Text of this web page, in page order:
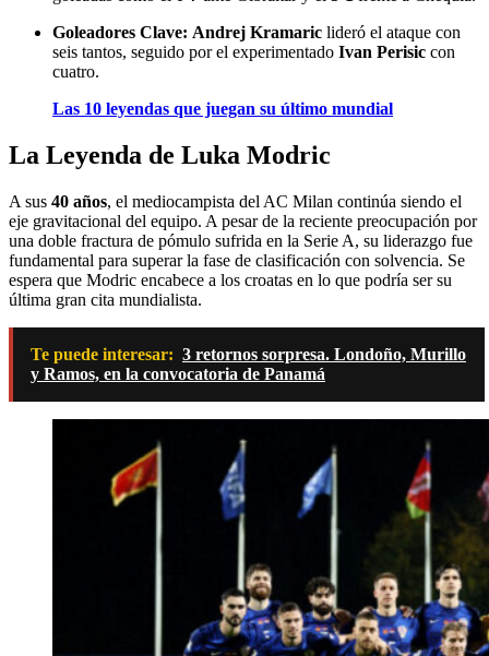
Goleadores Clave: Andrej Kramaric lideró el ataque con
seis tantos, seguido por el experimentado Ivan Perisic con
cuatro.
Las 10 leyendas que juegan su último mundial
La Leyenda de Luka Modric
A sus 40 años, el mediocampista del AC Milan continúa siendo el
eje gravitacional del equipo. A pesar de la reciente preocupación por
una doble fractura de pómulo sufrida en la Serie A, su liderazgo fue
fundamental para superar la fase de clasificación con solvencia. Se
espera que Modric encabece a los croatas en lo que podría ser su
última gran cita mundialista.
Te puede interesar: 3 retornos sorpresa. Londoño, Murillo
y Ramos, en la convocatoria de Panamá